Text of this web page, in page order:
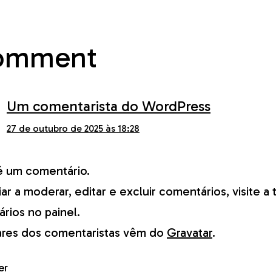
Um comentarista do WordPress
27 de outubro de 2025 às 18:28
um comentário.
a moderar, editar e excluir comentários, visite a
no painel.
dos comentaristas vêm do Gravatar.